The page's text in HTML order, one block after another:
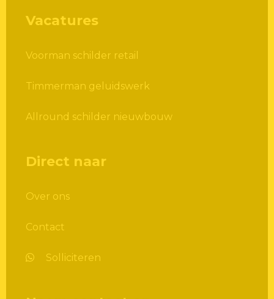
Vacatures
Voorman schilder retail
Timmerman geluidswerk
Allround schilder nieuwbouw
Direct naar
Over ons
Contact
Solliciteren